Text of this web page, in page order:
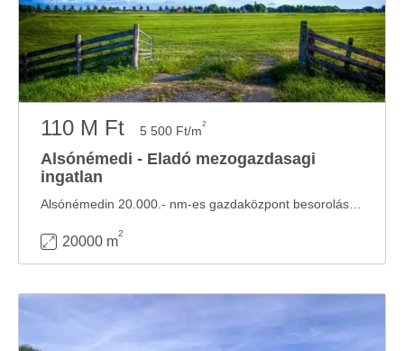
110 M Ft 5 500 Ft/m2
Alsónémedi - Eladó mezogazdasagi
ingatlan
20000 m
2